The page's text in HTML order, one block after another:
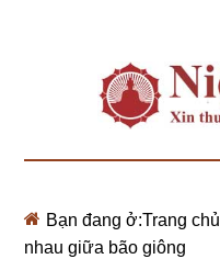
Bạn đang ở:Trang chủ
nhau giữa bão giông